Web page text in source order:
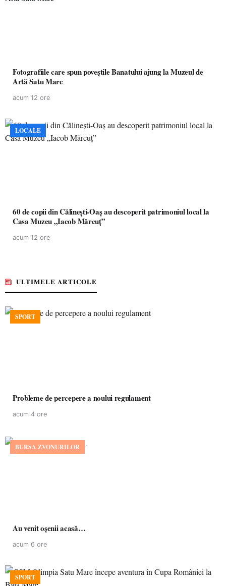
Fotografiile care spun poveștile Banatului ajung la Muzeul de
Artă Satu Mare
acum 12 ore
LOCALE
60 de copii din Călinești-Oaș au descoperit patrimoniul local la
Casa Muzeu „Iacob Mărcuț”
acum 12 ore
ULTIMELE ARTICOLE
SPORT
Probleme de percepere a noului regulament
acum 4 ore
BURSA ZVONURILOR
Au venit oșenii acasă…
acum 6 ore
SPORT